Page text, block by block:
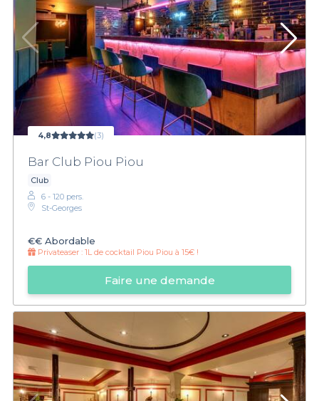
4,8 (3)
Bar Club Piou Piou
Club
6 - 120 pers.
St-Georges
€€ Abordable
Privateaser : 1L de cocktail Piou Piou à 15€ !
Faire une demande